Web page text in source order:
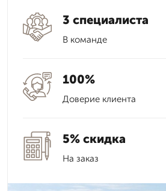
3 специалиста
В команде
100%
Доверие клиента
5% скидка
На заказ